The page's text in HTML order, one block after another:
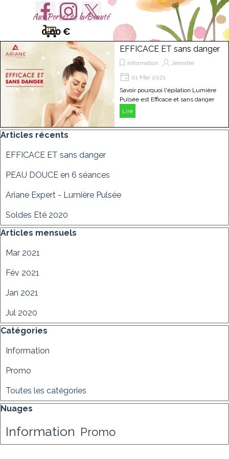
Aller au contenu
Sauter le menu
0.00 €
Aux Portes de la Beauté
EFFICACE ET sans danger
Information
Jennifer
01 Mar 2021
Savoir pourquoi l'épilation Lumière
Pulsée est Efficace et sans danger
Lire
Sauter le bloc Articles récents
Articles récents
EFFICACE ET sans danger
PEAU DOUCE en 6 séances
Ariane Expert - Lumière Pulsée
Soldes Eté 2020
Sauter le bloc Articles mensuels
Articles mensuels
Mar 2021
Fév 2021
Jan 2021
Jul 2020
Sauter le bloc Catégories
Catégories
Information
Promo
Toutes les catégories
Sauter le bloc Nuages
Nuages
Information Promo